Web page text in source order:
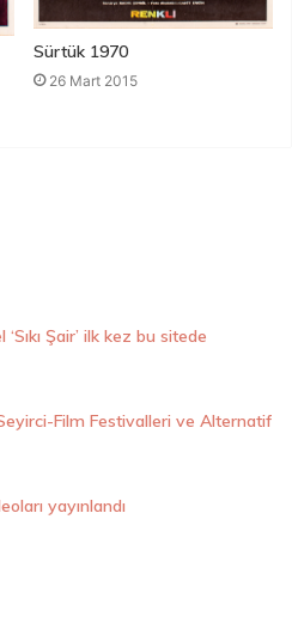
Sürtük 1970
26 Mart 2015
Şair’ ilk kez bu sitede
Film Festivalleri ve Alternatif
yayınlandı